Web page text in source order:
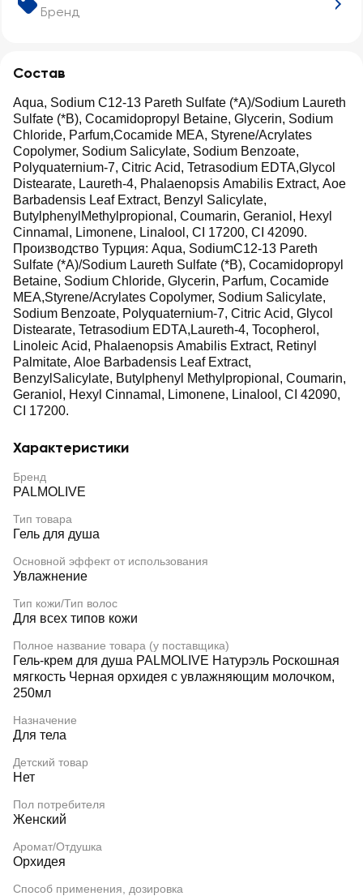
Бренд
Состав
Aqua, Sodium C12-13 Pareth Sulfate (*A)/Sodium Laureth
Sulfate (*B), Cocamidopropyl Betaine, Glycerin, Sodium
Chloride, Parfum,Cocamide MEA, Styrene/Acrylates
Copolymer, Sodium Salicylate, Sodium Benzoate,
Polyquaternium-7, Citric Acid, Tetrasodium EDTA,Glycol
Distearate, Laureth-4, Phalaenopsis Amabilis Extract, Aoe
Barbadensis Leaf Extract, Benzyl Salicylate,
ButylphenylMethylpropional, Coumarin, Geraniol, Hexyl
Cinnamal, Limonene, Linalool, CI 17200, CI 42090.
Производство Турция: Aqua, SodiumC12-13 Pareth
Sulfate (*A)/Sodium Laureth Sulfate (*B), Cocamidopropyl
Betaine, Sodium Chloride, Glycerin, Parfum, Cocamide
MEA,Styrene/Acrylates Copolymer, Sodium Salicylate,
Sodium Benzoate, Polyquaternium-7, Citric Acid, Glycol
Distearate, Tetrasodium EDTA,Laureth-4, Tocopherol,
Linoleic Acid, Phalaenopsis Amabilis Extract, Retinyl
Palmitate, Aloe Barbadensis Leaf Extract,
BenzylSalicylate, Butylphenyl Methylpropional, Coumarin,
Geraniol, Hexyl Cinnamal, Limonene, Linalool, CI 42090,
CI 17200.
Характеристики
Бренд
PALMOLIVE
Тип товара
Гель для душа
Основной эффект от использования
Увлажнение
Тип кожи/Тип волос
Для всех типов кожи
Полное название товара (у поставщика)
Гель-крем для душа PALMOLIVE Натурэль Роскошная
мягкость Черная орхидея с увлажняющим молочком,
250мл
Назначение
Для тела
Детский товар
Нет
Пол потребителя
Женский
Аромат/Отдушка
Орхидея
Способ применения, дозировка